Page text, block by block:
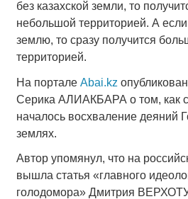
без казахской земли, то
небольшой территорией. А
землю, то сразу получится
территорией.
На портале Аbai.kz
Серика АЛИАКБАРА о том, как с
началось восхваление деяний
землях.
Автор упомянул, что на
вышла статья «главного
голодомора» Дмитрия